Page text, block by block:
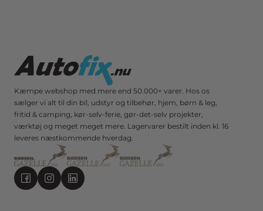
Kæmpe webshop med mere end 50.000+ varer. Hos os
sælger vi alt til din bil, udstyr og tilbehør, hjem, børn & leg,
fritid & camping, kør-selv-ferie, gør-det-selv projekter,
værktøj og meget meget mere. Lagervarer bestilt inden kl. 16
leveres næstkommende hverdag.